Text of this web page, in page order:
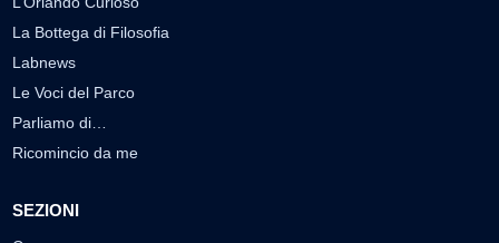
La Bottega di Filosofia
Labnews
Le Voci del Parco
Parliamo di…
Ricomincio da me
SEZIONI